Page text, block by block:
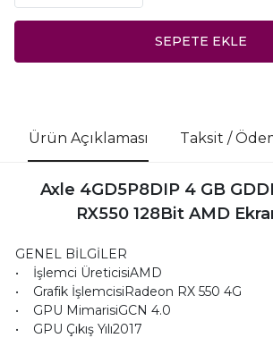
SEPETE EKLE
Ürün Açıklaması Taksit /
Axle 4GD5P8DIP 4 GB
RX550 128Bit AMD
GENEL BİLGİLER
• İşlemci ÜreticisiAMD
• Grafik İşlemcisiRadeon RX 550 4G
• GPU MimarisiGCN 4.0
• GPU Çıkış Yılı2017